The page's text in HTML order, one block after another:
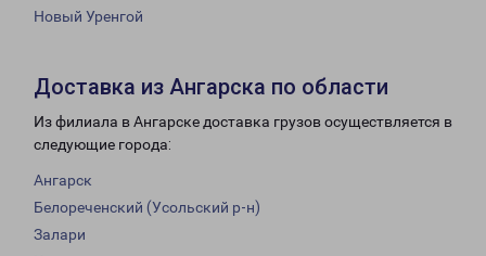
Новый Уренгой
Доставка из Ангарска по области
Из филиала в Ангарске доставка грузов осуществляется в
следующие города:
Ангарск
Белореченский (Усольский р-н)
Залари